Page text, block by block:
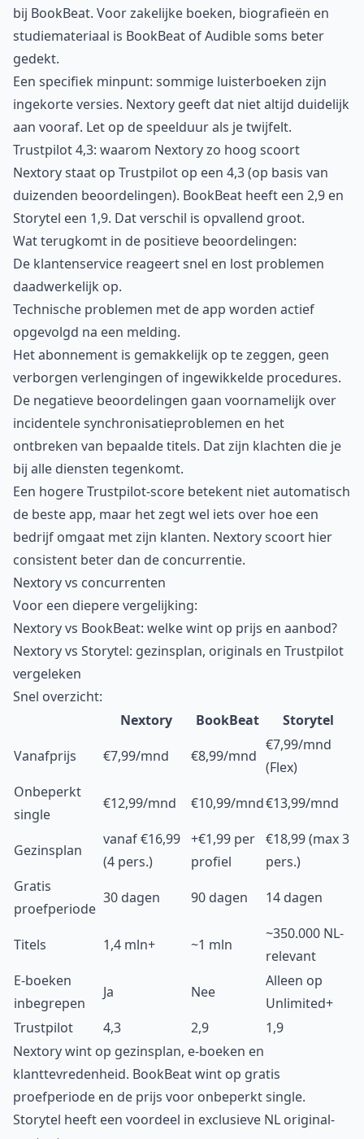
bij BookBeat. Voor zakelijke boeken, biografieën en
studiemateriaal is BookBeat of Audible soms beter
gedekt.
Een specifiek minpunt: sommige luisterboeken zijn
ingekorte versies. Nextory geeft dat niet altijd duidelijk
aan vooraf. Let op de speelduur als je twijfelt.
Trustpilot 4,3: waarom Nextory zo hoog scoort
Nextory staat op Trustpilot op een 4,3 (op basis van
duizenden beoordelingen). BookBeat heeft een 2,9 en
Storytel een 1,9. Dat verschil is opvallend groot.
Wat terugkomt in de positieve beoordelingen:
De klantenservice reageert snel en lost problemen
daadwerkelijk op.
Technische problemen met de app worden actief
opgevolgd na een melding.
Het abonnement is gemakkelijk op te zeggen, geen
verborgen verlengingen of ingewikkelde procedures.
De negatieve beoordelingen gaan voornamelijk over
incidentele synchronisatieproblemen en het
ontbreken van bepaalde titels. Dat zijn klachten die je
bij alle diensten tegenkomt.
Een hogere Trustpilot-score betekent niet automatisch
de beste app, maar het zegt wel iets over hoe een
bedrijf omgaat met zijn klanten. Nextory scoort hier
consistent beter dan de concurrentie.
Nextory vs concurrenten
Voor een diepere vergelijking:
Nextory vs BookBeat: welke wint op prijs en aanbod?
Nextory vs Storytel: gezinsplan, originals en Trustpilot
vergeleken
Snel overzicht:
Nextory
BookBeat
Storytel
Vanafprijs
€7,99/mnd €8,99/mnd
€7,99/mnd
(Flex)
Onbeperkt
single
€12,99/mnd €10,99/mnd€13,99/mnd
Gezinsplan
vanaf €16,99
(4 pers.)
+€1,99 per
profiel
€18,99 (max 3
pers.)
Gratis
proefperiode
30 dagen 90 dagen 14 dagen
Titels 1,4 mln+ ~1 mln
~350.000 NL-
relevant
E-boeken
inbegrepen
Ja Nee
Alleen op
Unlimited+
Trustpilot
4,3 2,9
1,9
Nextory wint op gezinsplan, e-boeken en
klanttevredenheid. BookBeat wint op gratis
proefperiode en de prijs voor onbeperkt single.
Storytel heeft een voordeel in exclusieve NL original-